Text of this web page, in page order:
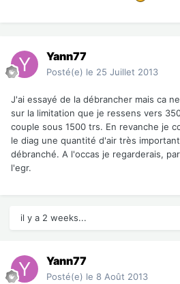
Yann77
Posté(e) le 25 Juillet 2013
J'ai essayé de la débrancher mais ca
sur la limitation que je ressens vers
couple sous 1500 trs. En revanche je
le diag une quantité d'air très
débranché. A l'occas je regarderais,
l'egr.
il y a 2 weeks...
Yann77
Posté(e) le 8 Août 2013